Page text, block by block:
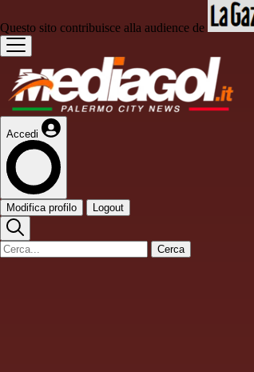
Questo sito contribuisce alla audience de
Accedi
Modifica profilo Logout
Cerca